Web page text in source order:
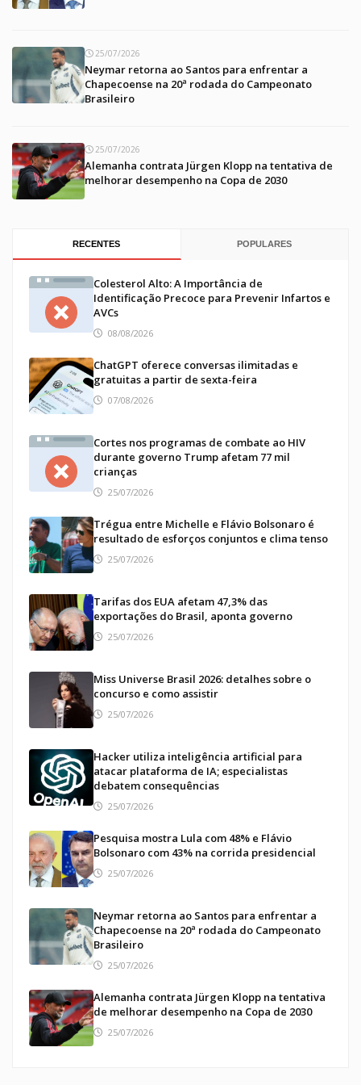
25/07/2026
Neymar retorna ao Santos para enfrentar a
Chapecoense na 20ª rodada do Campeonato
Brasileiro
25/07/2026
Alemanha contrata Jürgen Klopp na tentativa de
melhorar desempenho na Copa de 2030
RECENTES POPULARES
Colesterol Alto: A Importância de
Identificação Precoce para Prevenir Infartos e
AVCs
08/08/2026
ChatGPT oferece conversas ilimitadas e
gratuitas a partir de sexta-feira
07/08/2026
Cortes nos programas de combate ao HIV
durante governo Trump afetam 77 mil
crianças
25/07/2026
Trégua entre Michelle e Flávio Bolsonaro é
resultado de esforços conjuntos e clima tenso
25/07/2026
Tarifas dos EUA afetam 47,3% das
exportações do Brasil, aponta governo
25/07/2026
Miss Universe Brasil 2026: detalhes sobre o
concurso e como assistir
25/07/2026
Hacker utiliza inteligência artificial para
atacar plataforma de IA; especialistas
debatem consequências
25/07/2026
Pesquisa mostra Lula com 48% e Flávio
Bolsonaro com 43% na corrida presidencial
25/07/2026
Neymar retorna ao Santos para enfrentar a
Chapecoense na 20ª rodada do Campeonato
Brasileiro
25/07/2026
Alemanha contrata Jürgen Klopp na tentativa
de melhorar desempenho na Copa de 2030
25/07/2026